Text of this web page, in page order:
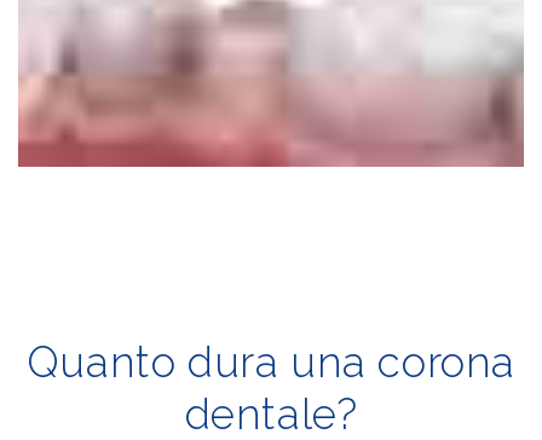
Quanto dura una corona
dentale?